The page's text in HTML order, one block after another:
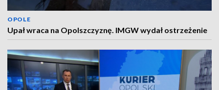
OPOLE
Upał wraca na Opolszczyznę. IMGW wydał ostrzeżenie